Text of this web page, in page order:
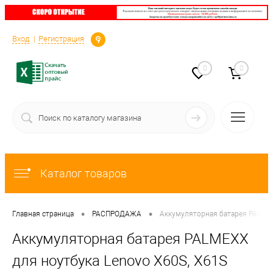
Вход Регистрация
Определение
0 0
Каталог товаров
Главная страница • РАСПРОДАЖА • Аккумуляторная батарея
Аккумуляторная батарея PALMEXX
для ноутбука Lenovo X60S, X61S